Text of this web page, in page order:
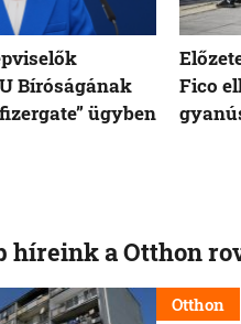
Bíróságának
ügyben
Fico
híreink a Otthon
Otthon